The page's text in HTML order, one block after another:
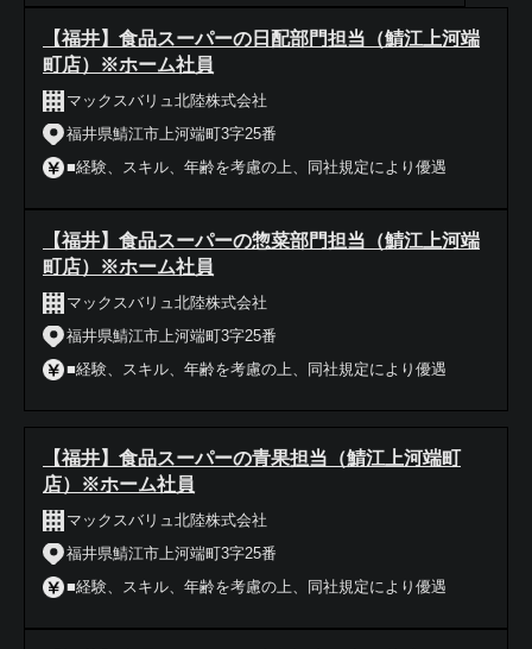
【福井】食品スーパーの日配部門担当（鯖江上河端
町店）※ホーム社員
マックスバリュ北陸株式会社
福井県鯖江市上河端町3字25番
■経験、スキル、年齢を考慮の上、同社規定により優遇
【福井】食品スーパーの惣菜部門担当（鯖江上河端
町店）※ホーム社員
マックスバリュ北陸株式会社
福井県鯖江市上河端町3字25番
■経験、スキル、年齢を考慮の上、同社規定により優遇
【福井】食品スーパーの青果担当（鯖江上河端町
店）※ホーム社員
マックスバリュ北陸株式会社
福井県鯖江市上河端町3字25番
■経験、スキル、年齢を考慮の上、同社規定により優遇